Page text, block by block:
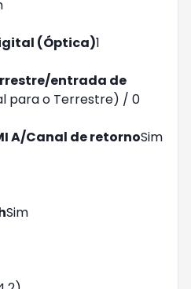
(Óptica)1
entrada de
para o Terrestre) / 0
A/Canal de retornoSim
Sim